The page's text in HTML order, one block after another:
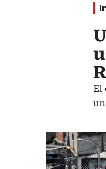
El